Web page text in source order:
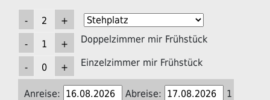
Doppelzimmer mir Frühstück
Einzelzimmer mir Frühstück
Anreise: Abreise:
1